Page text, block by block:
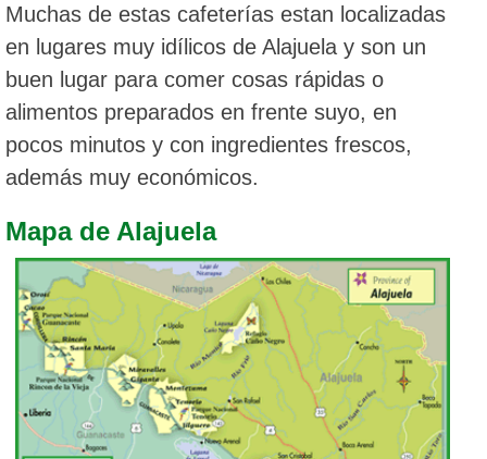
Muchas de estas cafeterías estan localizadas
en lugares muy idílicos de Alajuela y son un
buen lugar para comer cosas rápidas o
alimentos preparados en frente suyo, en
pocos minutos y con ingredientes frescos,
además muy económicos.
Mapa de Alajuela